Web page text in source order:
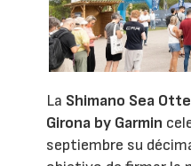
La Shimano Sea
Girona by Garmin
septiembre su